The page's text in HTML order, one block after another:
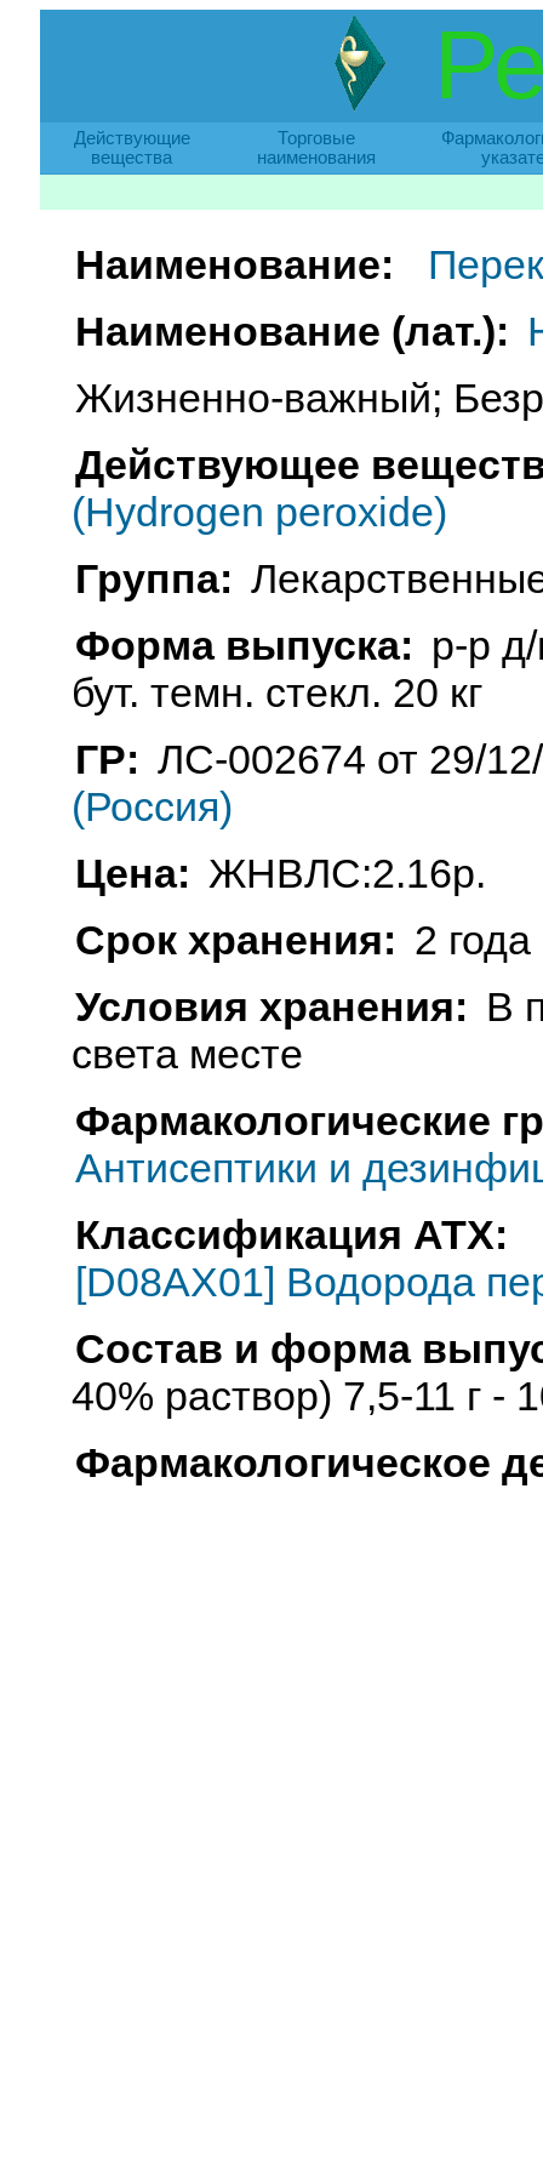
Действующие
вещества
Торговые
наименования
Наименование:
Наименование (лат.):
Жизненно-важный;
Действующее
(Hydrogen peroxide)
Группа:
Форма выпуска: р-р
бут. темн. стекл. 20 кг
ГР: ЛС-002674 от 29/
(Россия)
Цена: ЖНВЛС:2.16р.
Срок хранения: 2 года
Условия хранения: В
света месте
Фармакологические
Антисептики и
Классификация АТХ:
[D08AX01] Водорода
Состав и форма
40% раствор) 7,5-11 г -
Фармакологическое